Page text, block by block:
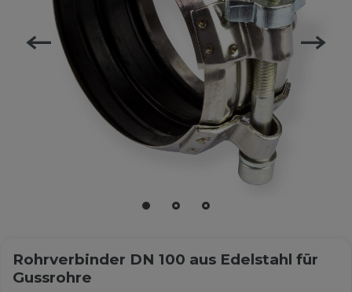
Rohrverbinder DN 100 aus Edelstahl für
Gussrohre